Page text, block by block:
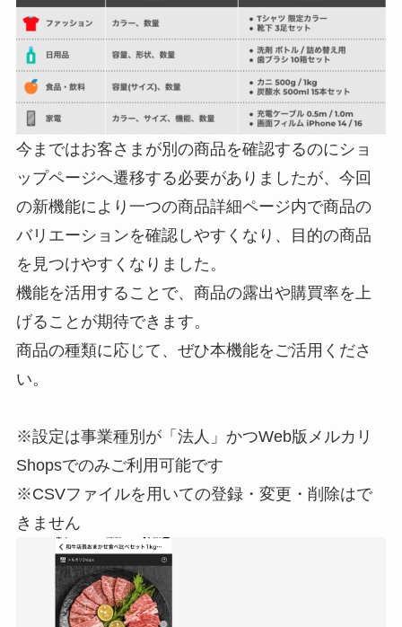
今まではお客さまが別の商品を確認するのにショ
ップページへ遷移する必要がありましたが、今回
の新機能により一つの商品詳細ページ内で商品の
バリエーションを確認しやすくなり、目的の商品
を見つけやすくなりました。
機能を活用することで、商品の露出や購買率を上
げることが期待できます。
商品の種類に応じて、ぜひ本機能をご活用くださ
い。
※設定は事業種別が「法人」かつWeb版メルカリ
Shopsでのみご利用可能です
※CSVファイルを用いての登録・変更・削除はで
きません